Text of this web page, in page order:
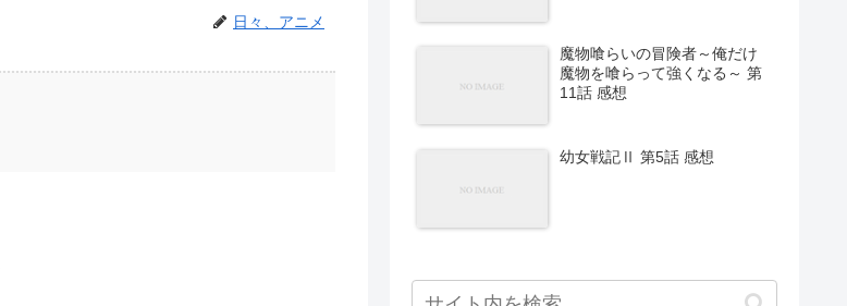
日々、アニメ
魔物喰らいの冒険者～俺だけ
魔物を喰らって強くなる～ 第
11話 感想
幼女戦記Ⅱ 第5話 感想